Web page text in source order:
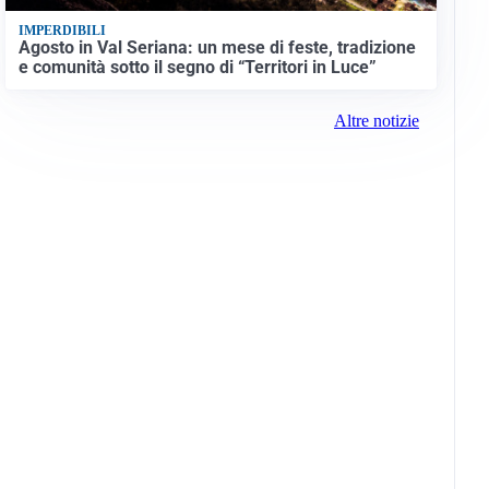
IMPERDIBILI
Agosto in Val Seriana: un mese di feste, tradizione
e comunità sotto il segno di “Territori in Luce”
Altre notizie